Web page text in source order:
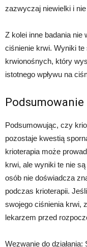
zazwyczaj niewielki i
Z kolei inne badania nie
ciśnienie krwi. Wyniki
krwionośnych, który
istotnego wpływu na
Podsumowanie
Podsumowując, czy
pozostaje kwestią
krioterapia może
krwi, ale wyniki te nie
osób nie doświadcza
podczas krioterapii.
swojego ciśnienia krwi,
lekarzem przed
Wezwanie do